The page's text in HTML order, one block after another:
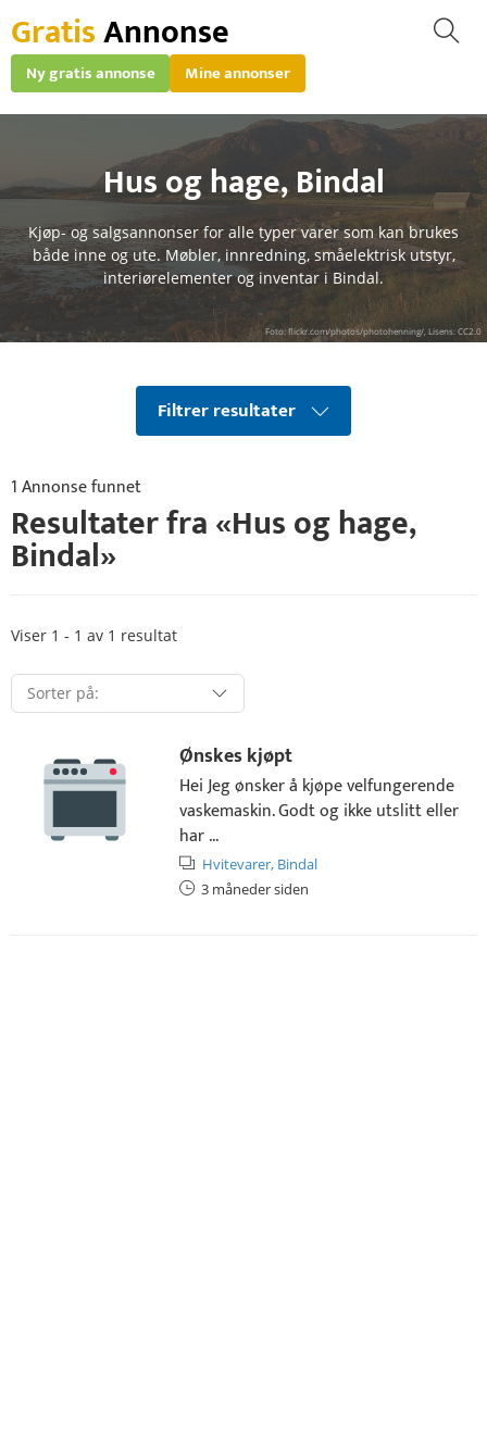
GratisAnnonse
Ny gratis annonse Mine annonser
Hus og hage,Bindal
Kjøp- og salgsannonser for alle typer varer som kan brukes
både inne og ute. Møbler, innredning, småelektrisk utstyr,
interiørelementer og inventar i Bindal.
Foto: flickr.com/photos/photohenning/, Lisens: CC2.0
Filtrer resultater
1 Annonse funnet
Resultater fra «Hus og hage,
Bindal»
Viser 1 - 1 av 1 resultat
Ønskes kjøpt
Hei Jeg ønsker å kjøpe velfungerende
vaskemaskin. Godt og ikke utslitt eller
har ...
Hvitevarer, Bindal
3 måneder siden